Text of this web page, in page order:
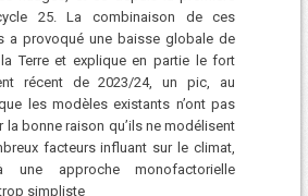
25. La combinaison de ces
a provoqué une baisse globale de
Terre et explique en partie le fort
récent de 2023/24, un pic, au
les modèles existants n’ont pas
la bonne raison qu’ils ne modélisent
facteurs influant sur le climat,
une approche monofactorielle
simpliste